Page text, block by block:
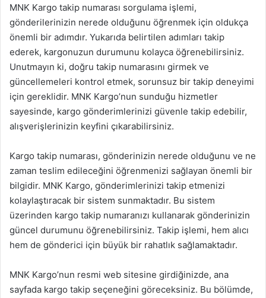
MNK Kargo takip numarası sorgulama işlemi,
gönderilerinizin nerede olduğunu öğrenmek için oldukça
önemli bir adımdır. Yukarıda belirtilen adımları takip
ederek, kargonuzun durumunu kolayca öğrenebilirsiniz.
Unutmayın ki, doğru takip numarasını girmek ve
güncellemeleri kontrol etmek, sorunsuz bir takip deneyimi
için gereklidir. MNK Kargo’nun sunduğu hizmetler
sayesinde, kargo gönderimlerinizi güvenle takip edebilir,
alışverişlerinizin keyfini çıkarabilirsiniz.
Kargo takip numarası, gönderinizin nerede olduğunu ve ne
zaman teslim edileceğini öğrenmenizi sağlayan önemli bir
bilgidir. MNK Kargo, gönderimlerinizi takip etmenizi
kolaylaştıracak bir sistem sunmaktadır. Bu sistem
üzerinden kargo takip numaranızı kullanarak gönderinizin
güncel durumunu öğrenebilirsiniz. Takip işlemi, hem alıcı
hem de gönderici için büyük bir rahatlık sağlamaktadır.
MNK Kargo’nun resmi web sitesine girdiğinizde, ana
sayfada kargo takip seçeneğini göreceksiniz. Bu bölümde,